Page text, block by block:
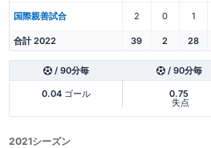
国際親善試合 2 0 1
合計 2022 39 2 28
/ 90分毎 / 90分毎
0.04ゴール 0.75
失点
2021シーズン